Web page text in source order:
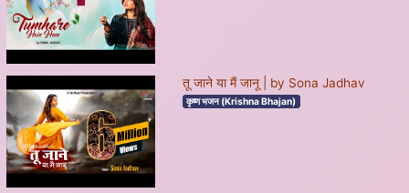
तू जाने या मैं जानू | by Sona Jadhav
कृष्ण भजन (Krishna Bhajan)